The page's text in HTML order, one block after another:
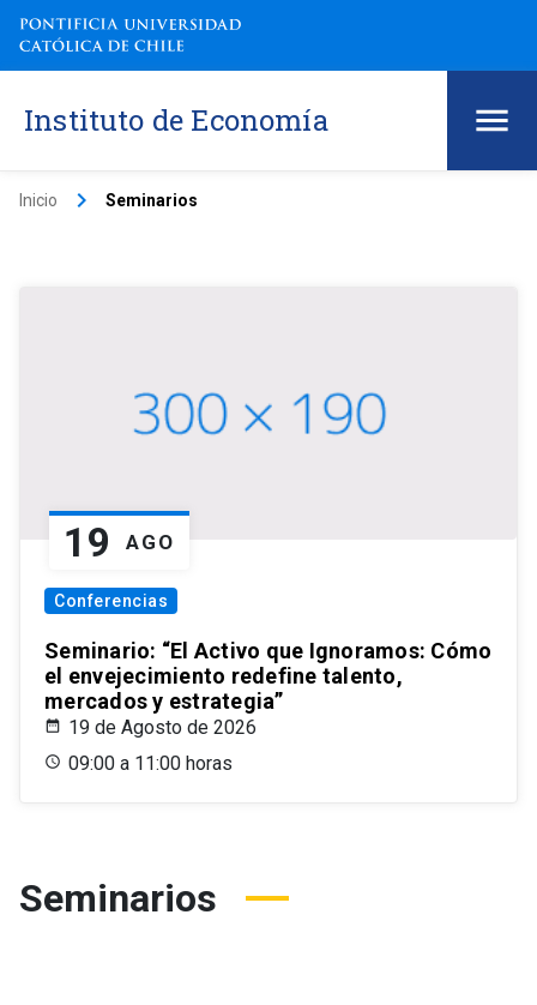
Instituto de Economía
Inicio keyboard_arrow_right Seminarios
19 AGO
Conferencias
Seminario: “El Activo que Ignoramos: Cómo
el envejecimiento redefine talento,
mercados y estrategia”
19 de Agosto de 2026
09:00 a 11:00 horas
Seminarios